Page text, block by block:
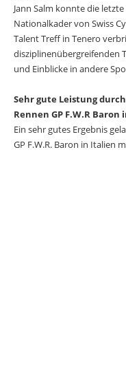
Jann Salm konnte die
Nationalkader von Swiss
Talent Treff in Tenero
disziplinenübergreifenden
und Einblicke in andere
Sehr gute Leistung
Rennen GP F.W.R Baron
Ein sehr gutes Ergebnis
GP F.W.R. Baron in Italien